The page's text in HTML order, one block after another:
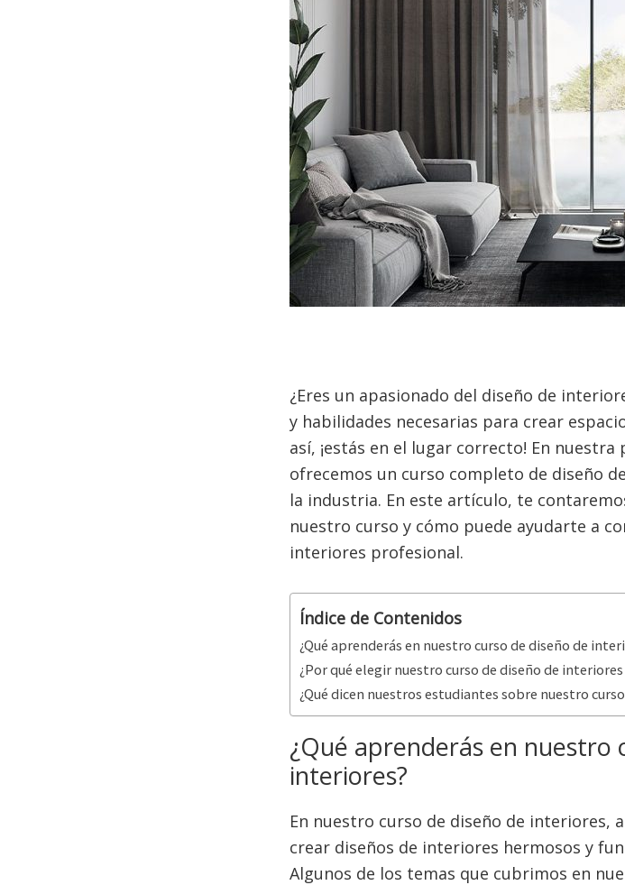
¿Eres un apasionado del diseño de
y habilidades necesarias para crear
así, ¡estás en el lugar correcto! En
ofrecemos un curso completo de diseño
la industria. En este artículo, te
nuestro curso y cómo puede ayudarte a
interiores profesional.
Índice de Contenidos
¿Qué aprenderás en nuestro curso de diseño de
¿Por qué elegir nuestro curso de diseño de
¿Qué dicen nuestros estudiantes sobre nuestro
¿Qué aprenderás en nuestro
interiores?
En nuestro curso de diseño de interiores,
crear diseños de interiores hermosos y
Algunos de los temas que cubrimos en